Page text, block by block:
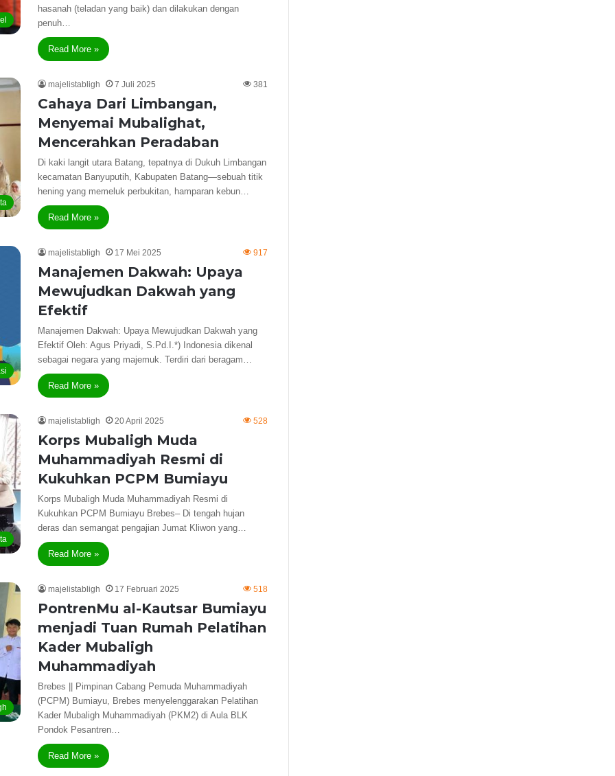
hasanah (teladan yang baik) dan dilakukan dengan
penuh…
Read More »
majelistabligh 7 Juli 2025 381
Cahaya Dari Limbangan,
Menyemai Mubalighat,
Mencerahkan Peradaban
Di kaki langit utara Batang, tepatnya di Dukuh Limbangan
kecamatan Banyuputih, Kabupaten Batang—sebuah titik
hening yang memeluk perbukitan, hamparan kebun…
Read More »
majelistabligh 17 Mei 2025 917
Manajemen Dakwah: Upaya
Mewujudkan Dakwah yang
Efektif
Manajemen Dakwah: Upaya Mewujudkan Dakwah yang
Efektif Oleh: Agus Priyadi, S.Pd.I.*) Indonesia dikenal
sebagai negara yang majemuk. Terdiri dari beragam…
Read More »
majelistabligh 20 April 2025 528
Korps Mubaligh Muda
Muhammadiyah Resmi di
Kukuhkan PCPM Bumiayu
Korps Mubaligh Muda Muhammadiyah Resmi di
Kukuhkan PCPM Bumiayu Brebes– Di tengah hujan
deras dan semangat pengajian Jumat Kliwon yang…
Read More »
majelistabligh 17 Februari 2025 518
PontrenMu al-Kautsar Bumiayu
menjadi Tuan Rumah Pelatihan
Kader Mubaligh
Muhammadiyah
Brebes || Pimpinan Cabang Pemuda Muhammadiyah
(PCPM) Bumiayu, Brebes menyelenggarakan Pelatihan
Kader Mubaligh Muhammadiyah (PKM2) di Aula BLK
Pondok Pesantren…
Read More »